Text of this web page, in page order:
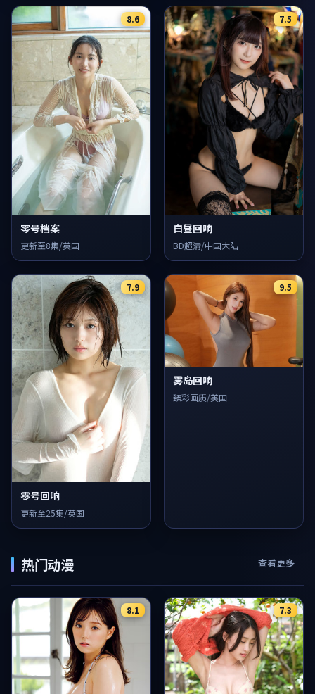
8.6
零号档案
更新至8集/英国
7.5
白昼回响
BD超清/中国大陆
7.9
零号回响
更新至25集/英国
9.5
雾岛回响
臻彩画质/英国
热门动漫 查看更多
8.1 7.3